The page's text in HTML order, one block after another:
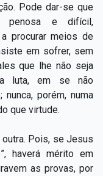
Deus juntou ▸
▸
debaixo do
▸
▸
▸
▸
Pode dar-se que
penosa e difícil,
procurar meios de
em sofrer, sem
que lhe não seja
luta, em se não
porém, numa
que virtude.
outra. Pois, se Jesus
haverá mérito em
as provas, por